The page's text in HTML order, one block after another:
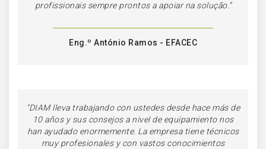
profissionais sempre prontos a apoiar na solução.”
Eng.º António Ramos - EFACEC
"DIAM lleva trabajando con ustedes desde hace más de
10 años y sus consejos a nivel de equipamiento nos
han ayudado enormemente. La empresa tiene técnicos
muy profesionales y con vastos conocimientos